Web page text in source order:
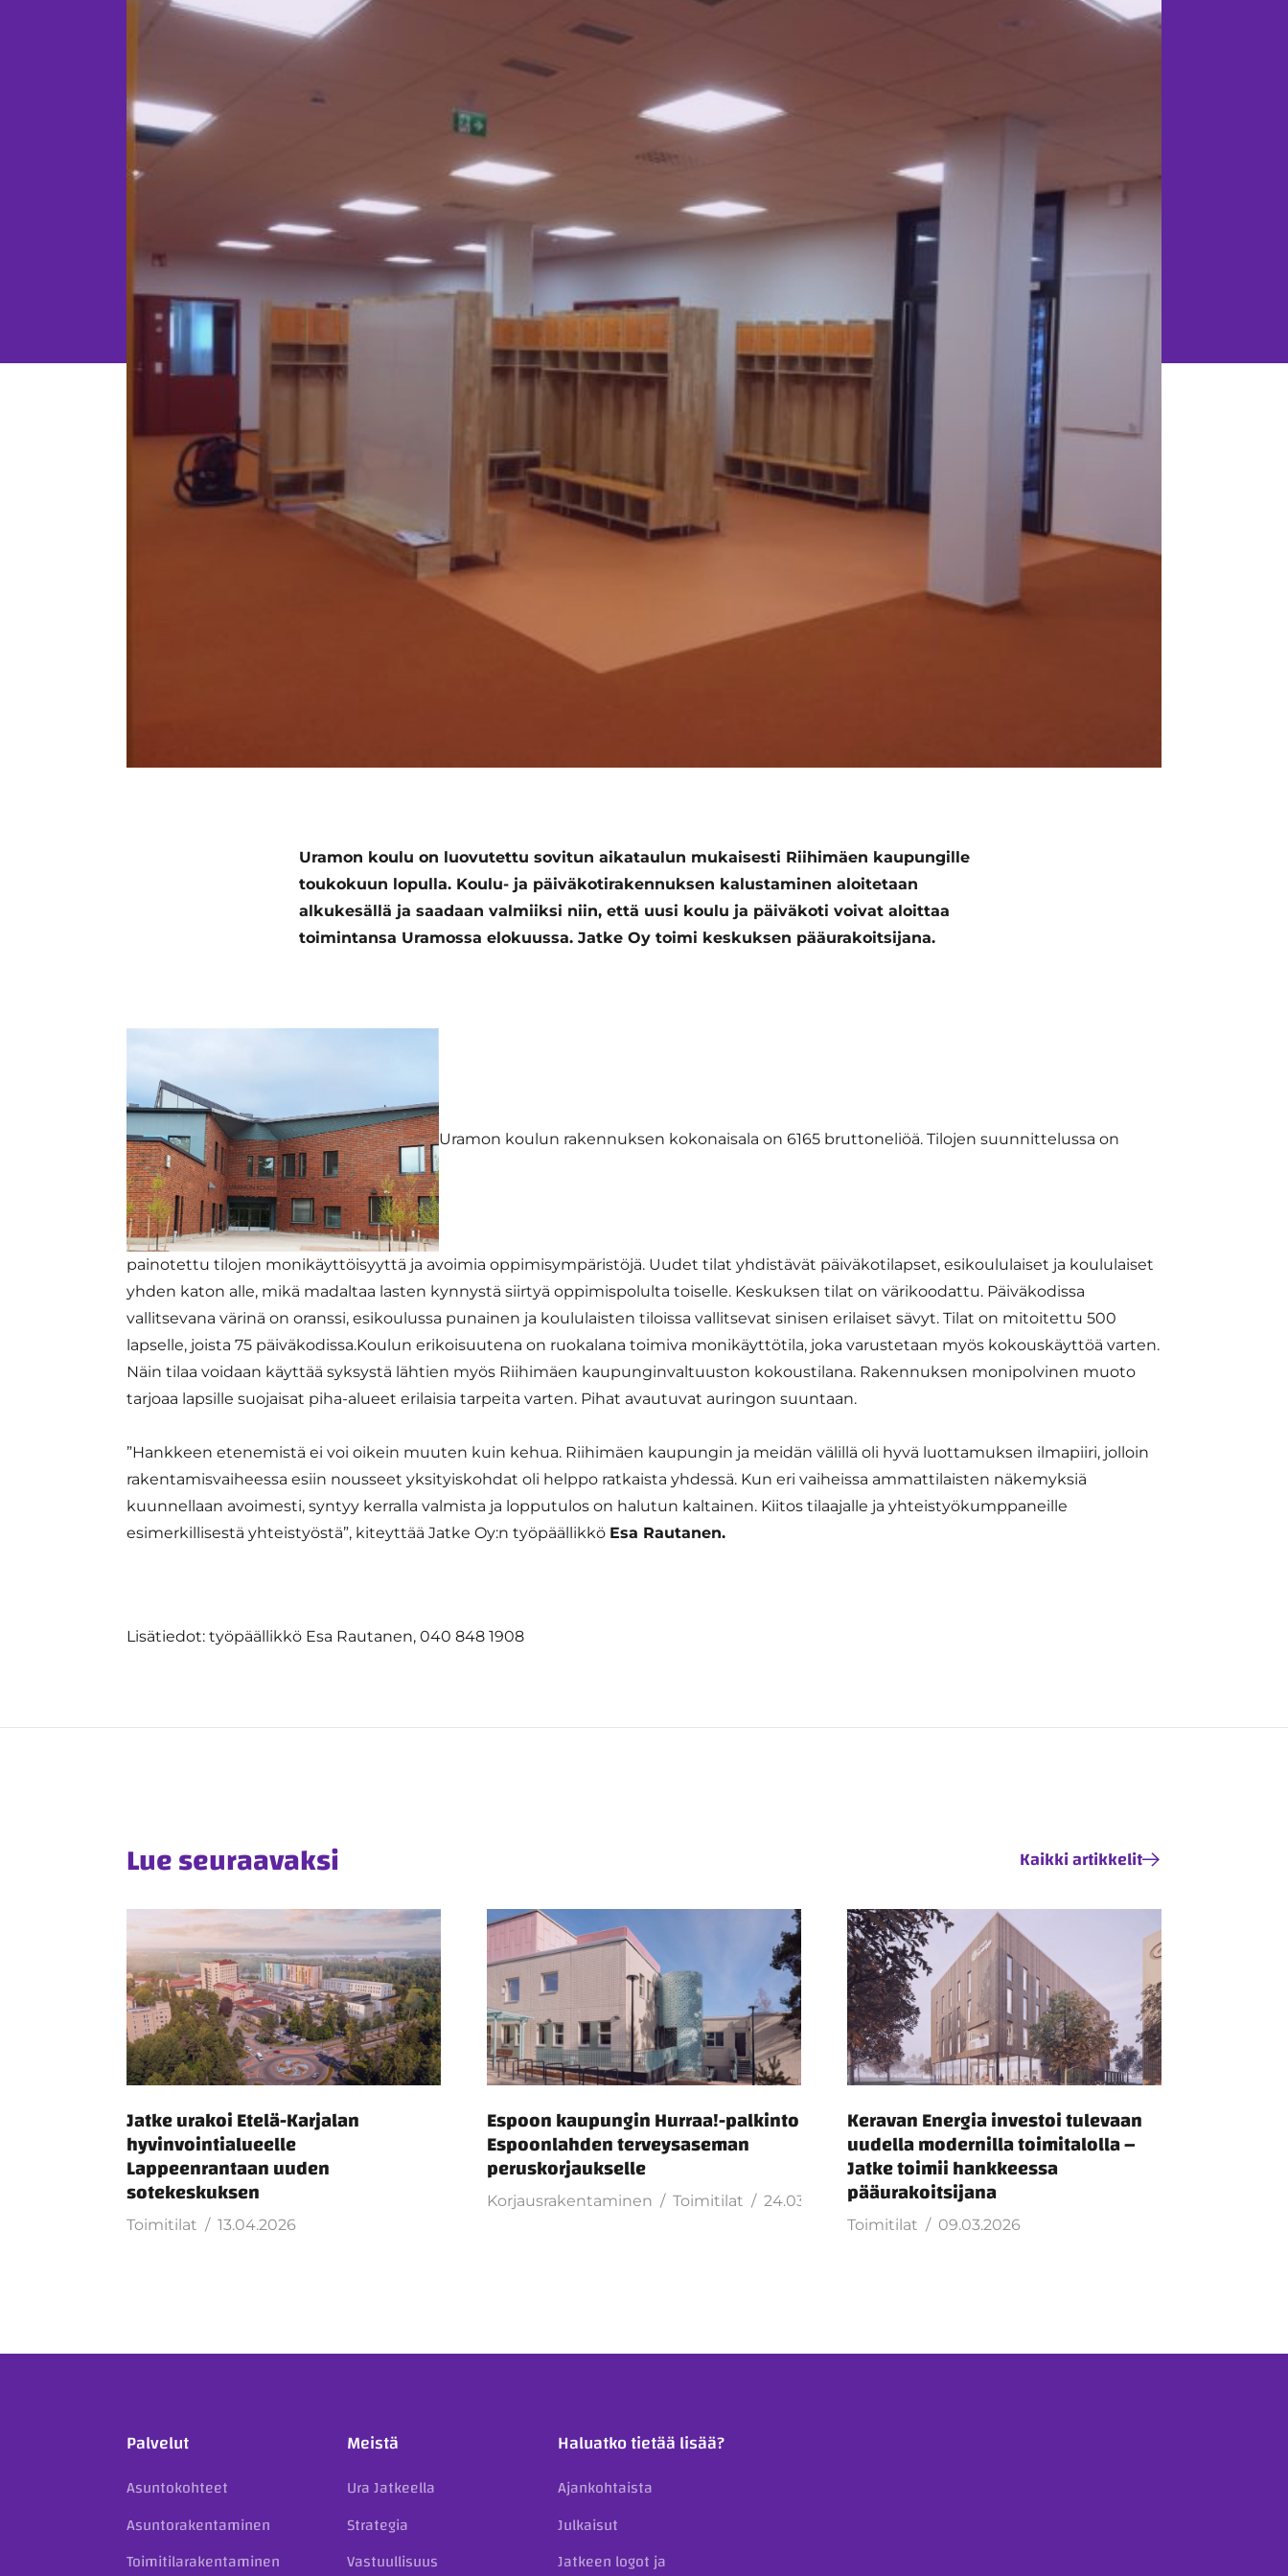
Uramon koulu on luovutettu sovitun aikataulun mukaisesti Riihimäen kaupungille
toukokuun lopulla. Koulu- ja päiväkotirakennuksen kalustaminen aloitetaan
alkukesällä ja saadaan valmiiksi niin, että uusi koulu ja päiväkoti voivat aloittaa
toimintansa Uramossa elokuussa. Jatke Oy toimi keskuksen pääurakoitsijana.
Uramon koulun rakennuksen kokonaisala on 6165 bruttoneliöä. Tilojen suunnittelussa on
painotettu tilojen monikäyttöisyyttä ja avoimia oppimisympäristöjä. Uudet tilat yhdistävät päiväkotilapset, esikoululaiset ja koululaiset
yhden katon alle, mikä madaltaa lasten kynnystä siirtyä oppimispolulta toiselle. Keskuksen tilat on värikoodattu. Päiväkodissa
vallitsevana värinä on oranssi, esikoulussa punainen ja koululaisten tiloissa vallitsevat sinisen erilaiset sävyt. Tilat on mitoitettu 500
lapselle, joista 75 päiväkodissa.Koulun erikoisuutena on ruokalana toimiva monikäyttötila, joka varustetaan myös kokouskäyttöä varten.
Näin tilaa voidaan käyttää syksystä lähtien myös Riihimäen kaupunginvaltuuston kokoustilana. Rakennuksen monipolvinen muoto
tarjoaa lapsille suojaisat piha-alueet erilaisia tarpeita varten. Pihat avautuvat auringon suuntaan.
”Hankkeen etenemistä ei voi oikein muuten kuin kehua. Riihimäen kaupungin ja meidän välillä oli hyvä luottamuksen ilmapiiri, jolloin
rakentamisvaiheessa esiin nousseet yksityiskohdat oli helppo ratkaista yhdessä. Kun eri vaiheissa ammattilaisten näkemyksiä
kuunnellaan avoimesti, syntyy kerralla valmista ja lopputulos on halutun kaltainen. Kiitos tilaajalle ja yhteistyökumppaneille
esimerkillisestä yhteistyöstä”, kiteyttää Jatke Oy:n työpäällikkö Esa Rautanen.
Lisätiedot: työpäällikkö Esa Rautanen, 040 848 1908
Lue seuraavaksi
Jatke urakoi Etelä-Karjalan
hyvinvointialueelle
Lappeenrantaan uuden
sotekeskuksen
Toimitilat 13.04.2026
Espoon kaupungin Hurraa!-palkinto
Espoonlahden terveysaseman
peruskorjaukselle
Korjausrakentaminen Toimitilat 24.03.2026
Keravan Energia investoi tulevaan
uudella modernilla toimitalolla –
Jatke toimii hankkeessa
pääurakoitsijana
Toimitilat 09.03.2026
Kaikki artikkelit
Palvelut
Asuntokohteet
Asuntorakentaminen
Toimitilarakentaminen
Meistä
Ura Jatkeella
Strategia
Vastuullisuus
Haluatko tietää lisää?
Ajankohtaista
Julkaisut
Jatkeen logot ja